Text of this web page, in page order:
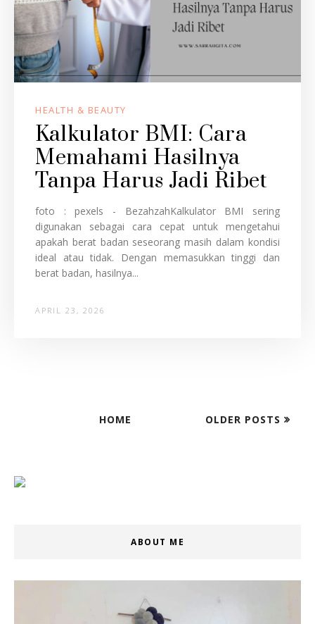
HEALTH & BEAUTY
Kalkulator BMI: Cara
Memahami Hasilnya
Tanpa Harus Jadi Ribet
foto : pexels - BezahzahKalkulator BMI sering
digunakan sebagai cara cepat untuk mengetahui
apakah berat badan seseorang masih dalam kondisi
ideal atau tidak. Dengan memasukkan tinggi dan
berat badan, hasilnya...
APRIL 23, 2026
OLDER POSTS
HOME
ABOUT ME